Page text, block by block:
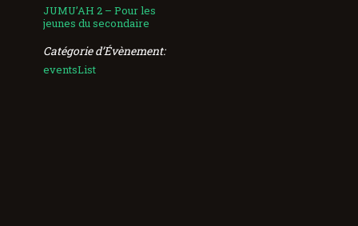
JUMU’AH 2 – Pour les
jeunes du secondaire
Catégorie d’Évènement:
eventsList